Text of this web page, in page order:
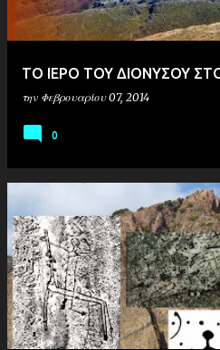
ΤΟ ΙΕΡΟ ΤΟΥ ΔΙΟΝΥΣΟΥ
την Φεβρουαρίου 07, 2014
0